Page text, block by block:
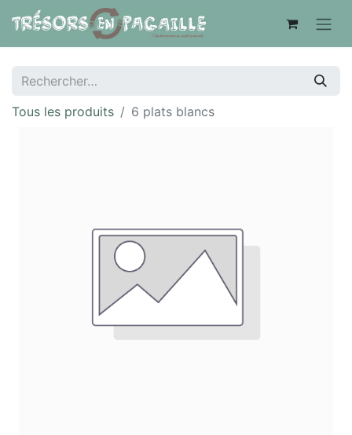
Tous les produits 6 plats blancs